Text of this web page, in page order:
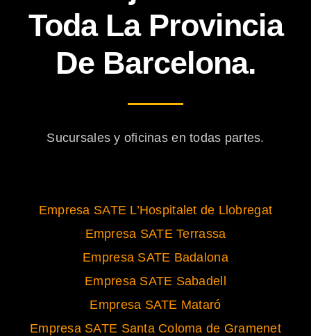
Toda La Provincia
De Barcelona.
Sucursales y oficinas en todas partes.
Empresa SATE L’Hospitalet de Llobregat
Empresa SATE Terrassa
Empresa SATE Badalona
Empresa SATE Sabadell
Empresa SATE Mataró
Empresa SATE Santa Coloma de Gramenet